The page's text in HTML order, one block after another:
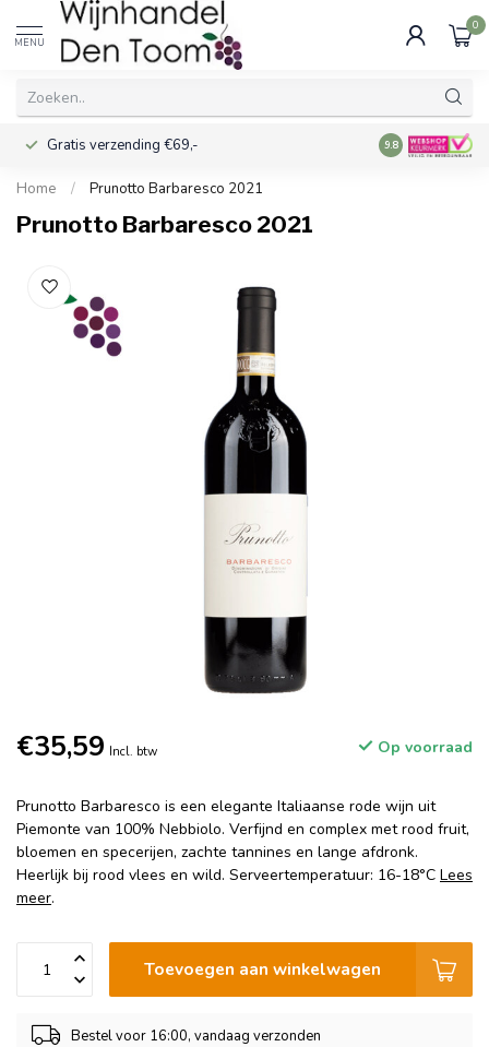
MENU
0
Gratis verzending €69,- Voor 16:00
9.8
Home / Prunotto Barbaresco 2021
Prunotto Barbaresco 2021
€35,59 Incl. btw Op voorraad
Prunotto Barbaresco is een elegante Italiaanse rode wijn uit
Piemonte van 100% Nebbiolo. Verfijnd en complex met rood fruit,
bloemen en specerijen, zachte tannines en lange afdronk.
Heerlijk bij rood vlees en wild. Serveertemperatuur: 16-18°C Lees
meer.
Toevoegen aan winkelwagen
Bestel voor 16:00, vandaag verzonden